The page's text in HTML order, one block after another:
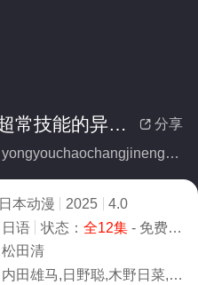
 分享
拥有超常技能的异世界流浪美食家 第二季(全集)
别名：yongyouchaochangjinengdeyishijieliulangmeishijiadierji
日本动漫 2025
4.0
日语 状态： 全12集- 免费在线观看
松田清
内田雄马,日野聪,木野日菜,村濑步,内田真礼,大地叶,甲斐田裕子,白砂沙